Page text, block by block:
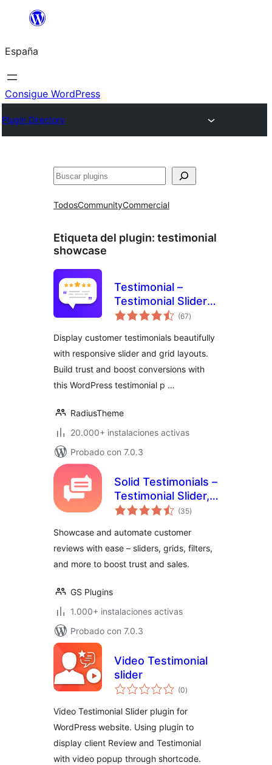
Saltar
contenido
España
Consigue WordPress
Plugin Directory
Buscar
TodosCommunityCommercial
Etiqueta del plugin: testimonial
showcase
Testimonial –
Testimonial Slider
and Showcase
(67valoraciones
en
)
Display customer testimonials beautifully
with responsive slider and grid layouts.
Build trust and boost conversions with
this WordPress testimonial p …
RadiusTheme
20.000+ instalaciones activas
Probado con 7.0.3
Solid Testimonials –
Testimonial Slider,
Video Testimonials
Reviews
(35valoraciones
en
)
Showcase and automate customer
reviews with ease – sliders, grids, filters,
and more to boost trust and sales.
GS Plugins
1.000+ instalaciones activas
Probado con 7.0.3
Video Testimonial
slider
(0valoraciones
en
)
Video Testimonial Slider plugin for
WordPress website. Using plugin to
display client Review and Testimonial
with video popup through shortcode.